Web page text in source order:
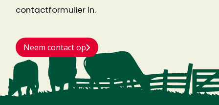
contactformulier in.
Neem contact op